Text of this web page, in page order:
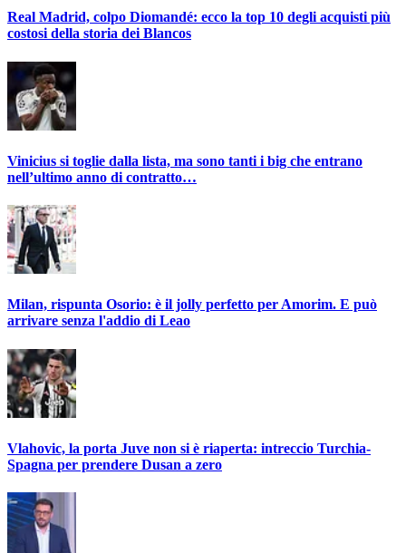
Real Madrid, colpo Diomandé: ecco la top 10 degli acquisti più
costosi della storia dei Blancos
Vinicius si toglie dalla lista, ma sono tanti i big che entrano
nell’ultimo anno di contratto…
Milan, rispunta Osorio: è il jolly perfetto per Amorim. E può
arrivare senza l'addio di Leao
Vlahovic, la porta Juve non si è riaperta: intreccio Turchia-
Spagna per prendere Dusan a zero